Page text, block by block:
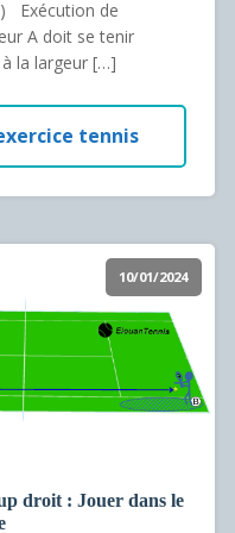
Exécution de
A doit se tenir
la largeur […]
tennis
10/01/2024
droit : Jouer dans le